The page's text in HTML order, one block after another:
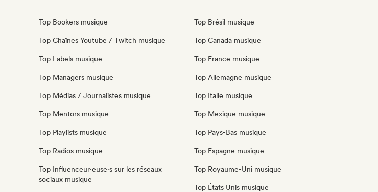
Top Bookers musique
Top Chaînes Youtube / Twitch musique
Top Labels musique
Top Managers musique
Top Médias / Journalistes musique
Top Mentors musique
Top Playlists musique
Top Radios musique
Top Influenceur·euse·s sur les réseaux
sociaux musique
Top Brésil musique
Top Canada musique
Top France musique
Top Allemagne musique
Top Italie musique
Top Mexique musique
Top Pays-Bas musique
Top Espagne musique
Top Royaume-Uni musique
Top États Unis musique